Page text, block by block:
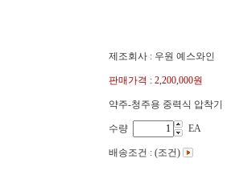
제조회사 : 우원 예스와인
판매가격 : 2,200,000원
약주-청주용 중력식 압착기
수량 EA
배송조건 : (조건)